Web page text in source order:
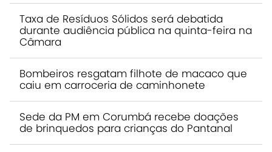
Taxa de Resíduos Sólidos será debatida
durante audiência pública na quinta-feira na
Câmara
Bombeiros resgatam filhote de macaco que
caiu em carroceria de caminhonete
Sede da PM em Corumbá recebe doações
de brinquedos para crianças do Pantanal